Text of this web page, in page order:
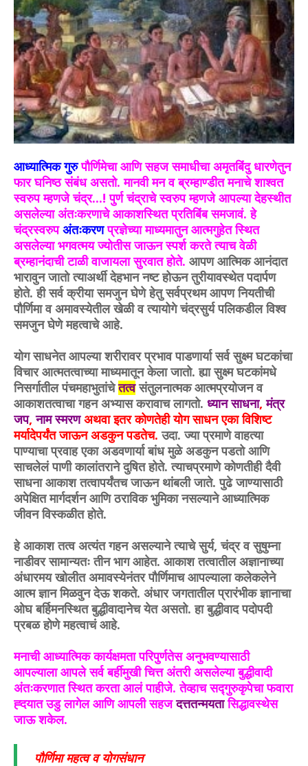
आध्यात्मिक गुरुपौर्णिमेचा आणि सहज समाधीचा अमृतबिंदु धारणेतुन
फार घनिष्ठ संबंध असतो. मानवी मन व ब्रम्हाण्डीत मनाचे शाश्वत
स्वरुप म्हणजे चंद्र...! पुर्ण चंद्राचे स्वरुप म्हणजे आपल्या देहस्थीत
असलेल्या अंतःकरणाचे आकाशस्थित प्रतिबिंब समजावं. हे
चंद्रस्वरुपअंतःकरणप्रज्ञेच्या माध्यमातुन आत्मगुहेत स्थित
असलेल्या भगवत्मय ज्योतीस जाऊन स्पर्श करते त्याच वेळी
ब्रम्हानंदाची टाळी वाजायला सुरवात होते. आपण आत्मिक आनंदात
भारावुन जातो त्याअर्थी देहभान नष्ट होऊन तुरीयावस्थेत पदार्पण
होते. ही सर्व क्रीया समजुन घेणे हेतु सर्वप्रथम आपण नियतीची
पौर्णिमा व अमावस्येतील खेळी व त्यायोगे चंद्रसुर्य पलिकडील विश्व
समजुन घेणे महत्वाचे आहे.
योग साधनेत आपल्या शरीरावर प्रभाव पाडणार्या सर्व सुक्ष्म घटकांचा
विचार आत्मतत्वाच्या माध्यमातून केला जातो. ह्या सुक्ष्म घटकांमधे
निसर्गातील पंचमहाभुतांचेतत्वसंतुलनात्मक आत्मप्रयोजन व
आकाशतत्वाचा गहन अभ्यास करावाच लागतो. ध्यान साधना,मंत्र
जप,नाम स्मरणअथवा इतर कोणतेही योग साधन एका विशिष्ट
मर्यादेपर्यंत जाऊन अडकुन पडतेच. उदा. ज्या प्रमाणे वाहत्या
पाण्याचा प्रवाह एका अडवणार्या बांध मुळे अडकुन पडतो आणि
साचलेलं पाणी कालांतराने दुषित होते. त्याचप्रमाणे कोणतीही दैवी
साधना आकाश तत्वापर्यंतच जाऊन थांबली जाते. पुढे जाण्यासाठी
अपेक्षित मार्गदर्शन आणि ठराविक भुमिका नसल्याने आध्यात्मिक
जीवन विस्कळीत होते.
हे आकाश तत्व अत्यंत गहन असल्याने त्याचे सुर्य, चंद्र व सुषुम्ना
नाडीवर सामान्यतः तीन भाग आहेत. आकाश तत्वातील अज्ञानाच्या
अंधारमय खोलीत अमावस्येनंतर पौर्णिमाच आपल्याला कलेकलेने
आत्म ज्ञान मिळवुन देऊ शकते. अंधार जगतातील प्रारंभीक ज्ञानाचा
ओघ बर्हिमनस्थित बुद्धीवादानेच येत असतो. हा बुद्धीवाद पदोपदी
प्रबळ होणे महत्वाचं आहे.
मनाची आध्यात्मिक कार्यक्षमता परिपुर्णतेस अनुभवण्यासाठी
आपल्याला आपले सर्व बर्हीमुखी चित्त अंतरी असलेल्या बुद्धीवादी
अंतःकरणात स्थित करता आलं पाहीजे. तेव्हाच सद्गुरुकृपेचा फवारा
ह्दयात उडु लागेल आणि आपली सहजदत्ततन्मयतासिद्धावस्थेस
जाऊ शकेल.
पौर्णिमा महत्व वयोगसंधान